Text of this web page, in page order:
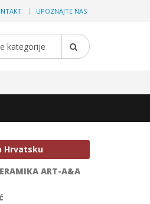
UPOZNAJTE NAS
kategorije
Hrvatsku
ART-A&A